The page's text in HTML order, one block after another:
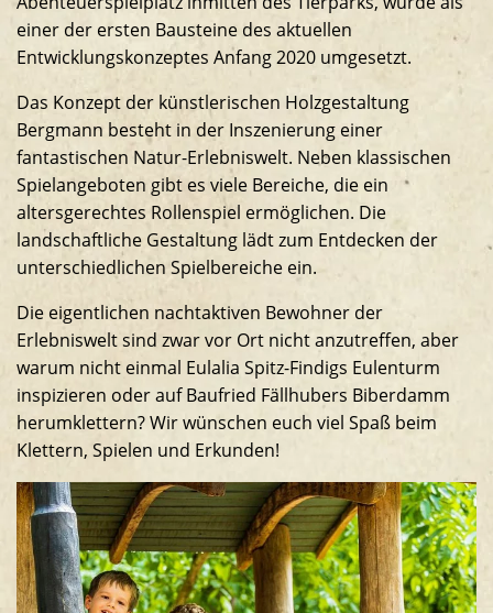
Südamerikaanlage
einer der ersten Bausteine des aktuellen
Entwicklungskonzeptes Anfang 2020 umgesetzt.
Das Konzept der künstlerischen Holzgestaltung
Bergmann besteht in der Inszenierung einer
fantastischen Natur-Erlebniswelt. Neben klassischen
Spielangeboten gibt es viele Bereiche, die ein
altersgerechtes Rollenspiel ermöglichen. Die
landschaftliche Gestaltung lädt zum Entdecken der
unterschiedlichen Spielbereiche ein.
Die eigentlichen nachtaktiven Bewohner der
Erlebniswelt sind zwar vor Ort nicht anzutreffen, aber
warum nicht einmal Eulalia Spitz-Findigs Eulenturm
inspizieren oder auf Baufried Fällhubers Biberdamm
herumklettern? Wir wünschen euch viel Spaß beim
Klettern, Spielen und Erkunden!